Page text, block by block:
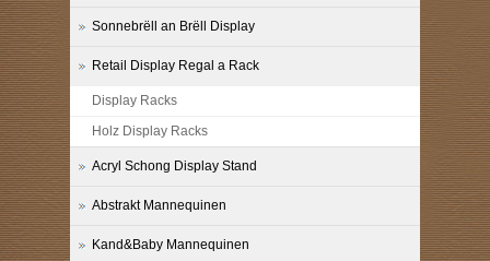
Sonnebrëll an Brëll Display
Retail Display Regal a Rack
Display Racks
Holz Display Racks
Acryl Schong Display Stand
Abstrakt Mannequinen
Kand&Baby Mannequinen